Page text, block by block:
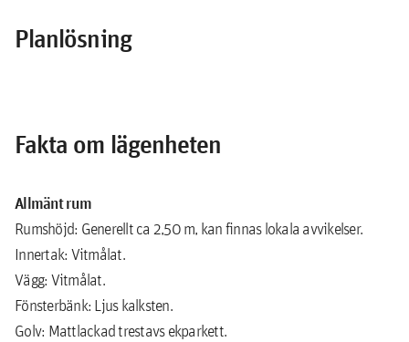
Planlösning
Fakta om lägenheten
Allmänt rum
Rumshöjd: Generellt ca 2,50 m, kan finnas lokala avvikelser.
Innertak: Vitmålat.
Vägg: Vitmålat.
Fönsterbänk: Ljus kalksten.
Golv: Mattlackad trestavs ekparkett.